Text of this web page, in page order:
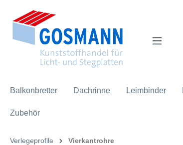
springen
Balkonbretter Dachrinne Leimbinder
Zubehör
Verlegeprofile Vierkantrohre